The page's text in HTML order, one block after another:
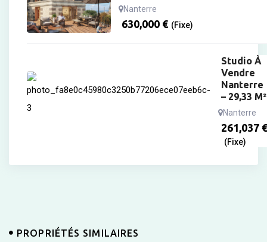
Nanterre
630,000 € (Fixe)
Studio À
Vendre
Nanterre
– 29,33 M²
Nanterre
261,037 €
(Fixe)
PROPRIÉTÉS SIMILAIRES